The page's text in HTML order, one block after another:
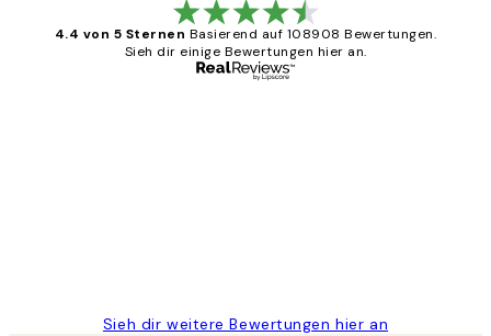
4.4 von 5 Sternen Basierend auf 108908 Bewertungen.
Sieh dir einige Bewertungen hier an.
Sieh dir weitere Bewertungen hier an